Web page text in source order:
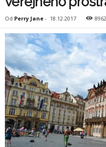
Od Perry Jane - 18.12.2017 8962